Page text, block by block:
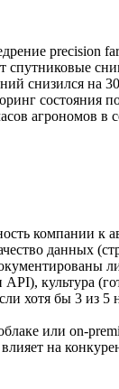
precision
спутниковые
снизился на
состояния
агрономов в
компании к
данных
API), культура
хотя бы 3 из 5
или on-
на